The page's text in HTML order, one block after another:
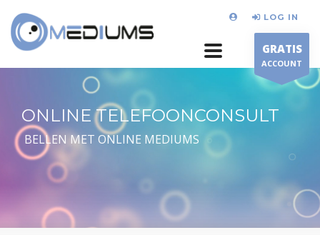
LOG IN
GRATIS
ACCOUNT
ONLINE TELEFOONCONSULT
BELLEN MET ONLINE MEDIUMS